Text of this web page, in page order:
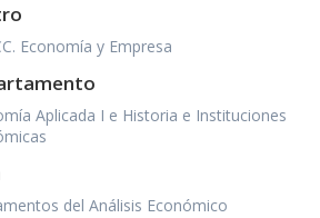
Economía y Empresa
Aplicada I e Historia e Instituciones
del Análisis Económico